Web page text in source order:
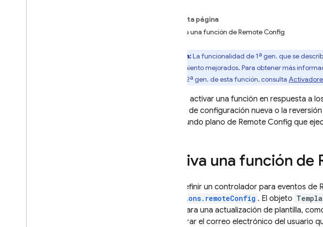
En esta página
Activa una función de Remote Config
Nota:La funcionalidad de 1ª gen. que se
y rendimiento mejorados. Para obtener más
guía de 2ª gen. de esta función, consulta
Puedes activar una función en respuesta a
versión de configuración nueva o la
en segundo plano de Remote Config que
Activa una función
Para definir un controlador para eventos de
functions.remoteConfig . El objeto
clave para una actualización de plantilla,
recuperar el correo electrónico del usuario